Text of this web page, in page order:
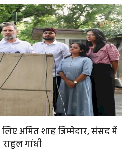
अमित शाह जिम्मेदार, संसद में
गांधी